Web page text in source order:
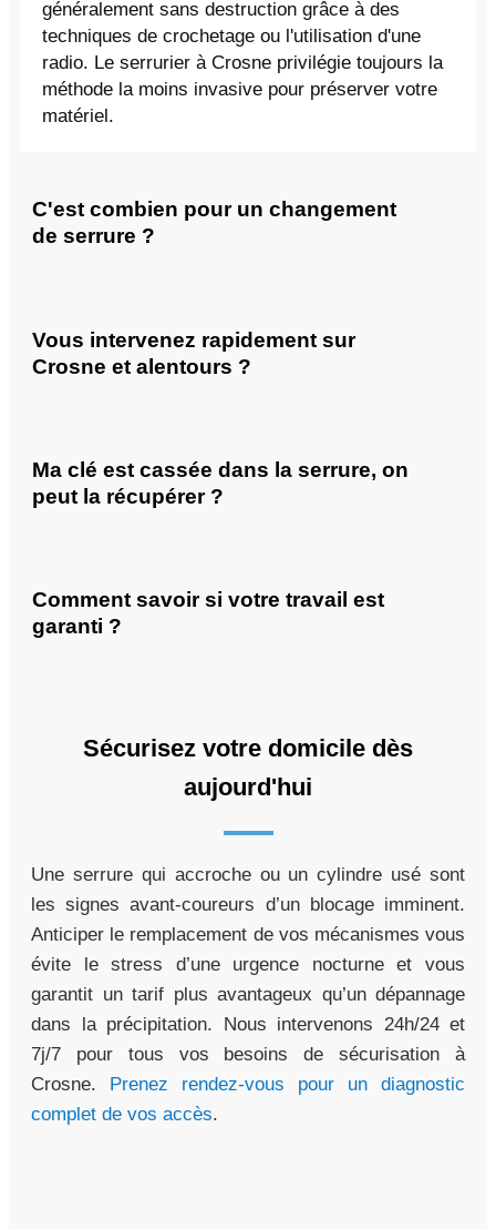
généralement sans destruction grâce à des
techniques de crochetage ou l'utilisation d'une
radio. Le serrurier à Crosne privilégie toujours la
méthode la moins invasive pour préserver votre
matériel.
C'est combien pour un changement
de serrure ?
Vous intervenez rapidement sur
Crosne et alentours ?
Ma clé est cassée dans la serrure, on
peut la récupérer ?
Comment savoir si votre travail est
garanti ?
Sécurisez votre domicile dès
aujourd'hui
Une serrure qui accroche ou un cylindre usé sont
les signes avant-coureurs d’un blocage imminent.
Anticiper le remplacement de vos mécanismes vous
évite le stress d’une urgence nocturne et vous
garantit un tarif plus avantageux qu’un dépannage
dans la précipitation. Nous intervenons 24h/24 et
7j/7 pour tous vos besoins de sécurisation à
Crosne. Prenez rendez-vous pour un diagnostic
complet de vos accès.